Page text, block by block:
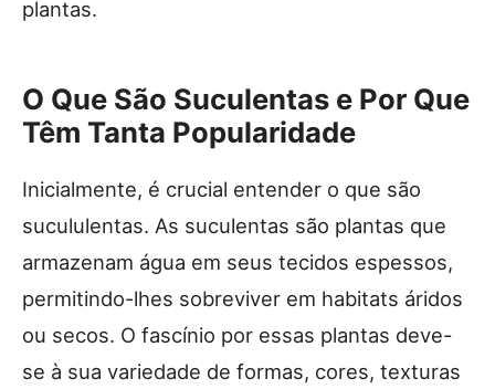
plantas.
O Que São Suculentas e Por Que
Têm Tanta Popularidade
Inicialmente, é crucial entender o que são
sucululentas. As suculentas são plantas que
armazenam água em seus tecidos espessos,
permitindo-lhes sobreviver em habitats áridos
ou secos. O fascínio por essas plantas deve-
se à sua variedade de formas, cores, texturas